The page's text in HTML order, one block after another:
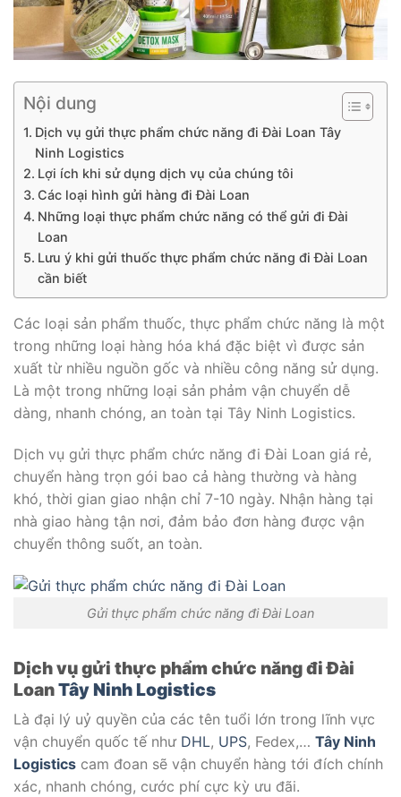
Nội dung
Dịch vụ gửi thực phẩm chức năng đi Đài Loan Tây
Ninh Logistics
Lợi ích khi sử dụng dịch vụ của chúng tôi
Các loại hình gửi hàng đi Đài Loan
Những loại thực phẩm chức năng có thể gửi đi Đài
Loan
Lưu ý khi gửi thuốc thực phẩm chức năng đi Đài Loan
cần biết
Các loại sản phẩm thuốc, thực phẩm chức năng là một
trong những loại hàng hóa khá đặc biệt vì được sản
xuất từ nhiều nguồn gốc và nhiều công năng sử dụng.
Là một trong những loại sản phảm vận chuyển dễ
dàng, nhanh chóng, an toàn tại Tây Ninh Logistics.
Dịch vụ gửi thực phẩm chức năng đi Đài Loan giá rẻ,
chuyển hàng trọn gói bao cả hàng thường và hàng
khó, thời gian giao nhận chỉ 7-10 ngày. Nhận hàng tại
nhà giao hàng tận nơi, đảm bảo đơn hàng được vận
chuyển thông suốt, an toàn.
Gửi thực phẩm chức năng đi Đài Loan
Dịch vụ gửi thực phẩm chức năng đi Đài
LoanTây Ninh Logistics
Là đại lý uỷ quyền của các tên tuổi lớn trong lĩnh vực
vận chuyển quốc tế như DHL, UPS, Fedex,… Tây Ninh
Logistics cam đoan sẽ vận chuyển hàng tới đích chính
xác, nhanh chóng, cước phí cực kỳ ưu đãi.